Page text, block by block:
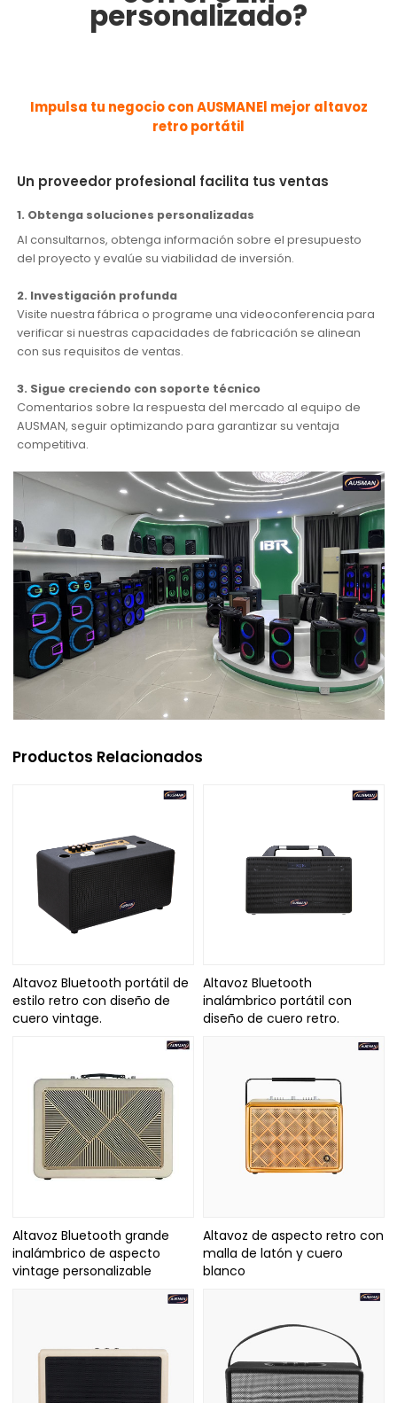
personalizado?
Impulsa tu negocio con AUSMANEl mejor altavoz
retro portátil
Un proveedor profesional facilita tus ventas
1. Obtenga soluciones personalizadas
Al consultarnos, obtenga información sobre el presupuesto
del proyecto y evalúe su viabilidad de inversión.
2. Investigación profunda
Visite nuestra fábrica o programe una videoconferencia para
verificar si nuestras capacidades de fabricación se alinean
con sus requisitos de ventas.
3. Sigue creciendo con soporte técnico
Comentarios sobre la respuesta del mercado al equipo de
AUSMAN, seguir optimizando para garantizar su ventaja
competitiva.
Productos Relacionados
Altavoz Bluetooth portátil de
estilo retro con diseño de
cuero vintage.
Altavoz Bluetooth
inalámbrico portátil con
diseño de cuero retro.
Altavoz Bluetooth grande
inalámbrico de aspecto
vintage personalizable
Altavoz de aspecto retro con
malla de latón y cuero
blanco